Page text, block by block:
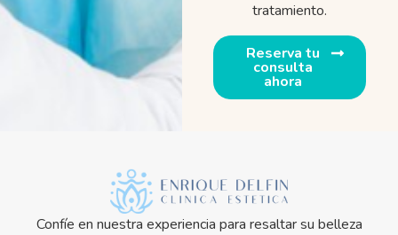
tratamiento.
Reserva tu
consulta
ahora
Confíe en nuestra experiencia para resaltar su belleza